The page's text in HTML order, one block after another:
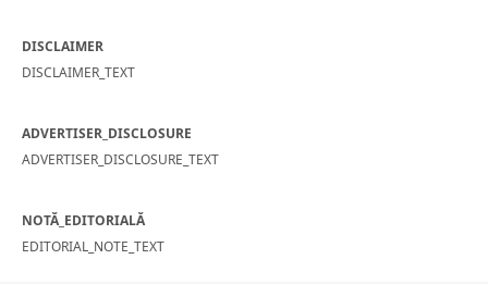
DISCLAIMER
DISCLAIMER_TEXT
ADVERTISER_DISCLOSURE
ADVERTISER_DISCLOSURE_TEXT
NOTĂ_EDITORIALĂ
EDITORIAL_NOTE_TEXT